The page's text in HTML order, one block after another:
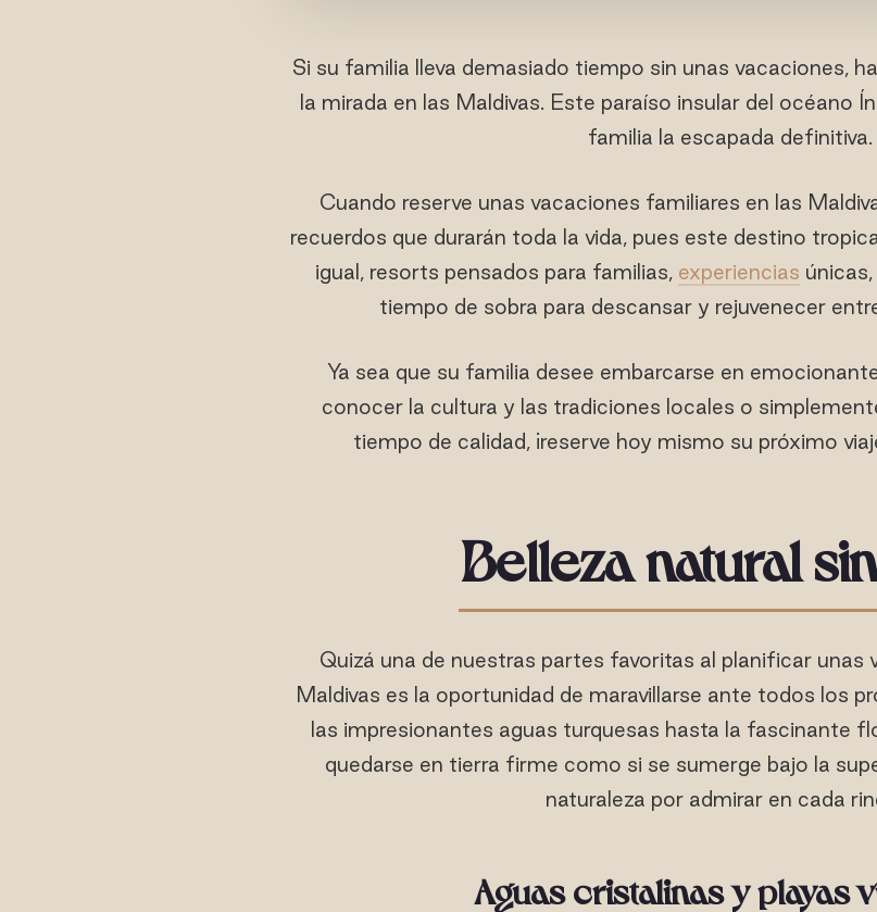
Si su familia lleva demasiado tiempo sin unas vacaciones,
la mirada en las Maldivas. Este paraíso insular del océano
familia la escapada definitiva.
Cuando reserve unas vacaciones familiares en las
recuerdos que durarán toda la vida, pues este destino
igual, resorts pensados para familias, experiencias
tiempo de sobra para descansar y rejuvenecer
Ya sea que su familia desee embarcarse en
conocer la cultura y las tradiciones locales o
tiempo de calidad, ¡reserve hoy mismo su próximo
Belleza natural
Quizá una de nuestras partes favoritas al planificar unas
Maldivas es la oportunidad de maravillarse ante todos los
las impresionantes aguas turquesas hasta la fascinante
quedarse en tierra firme como si se sumerge bajo la
naturaleza por admirar en cada
Aguas cristalinas y playas